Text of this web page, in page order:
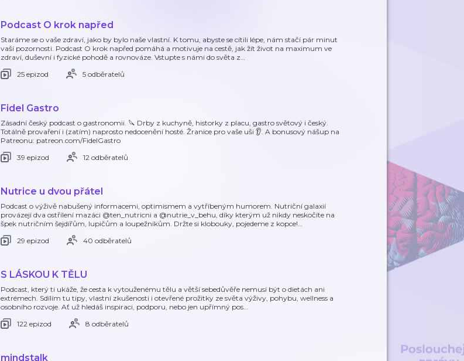
Podcast O krok napřed
Staráme se o vaše zdraví, jako by bylo naše vlastní. K tomu, abyste se cítili lépe, nám stačí pár minut
vaší pozornosti. Podcast O krok napřed pomáhá a motivuje na cestě, jak žít život na maximum ve
zdraví, duševní i fyzické pohodě a rovnováze. Vstupte s námi do světa z…
25 epizod
5 odběratelů
Fidel Gastro
Zásadní český podcast o gastronomii. 🔪 Drby z kuchyně, historky z placu, gastro světový i český.
Totálně provaření i (zatím) naprosto nedocenění hosté. Žranice pro vaše uši 👂. A bonusový nášup na
Patreonu: patreon.com/FidelGastro
39 epizod
12 odběratelů
Nutrice u dvou přátel
Podcast o výživě nabušený informacemi, optimismem a vytříbeným humorem. Nutriční galaxií
provázejí dva ostřílení mazáci @ten_nutricni a @nutrie_v_behu, díky kterým už nikdy neskočíte na
špek nutričním šejdířům, lupičům a loupežníkům. Držte si klobouky, pojedeme z kopce!…
29 epizod
40 odběratelů
S LÁSKOU K TĚLU
Podcast, který ti ukáže, že cesta k vytouženému tělu a větší sebedůvěře nemusí být o dietách ani
extrémech. Sdílím tu tipy, vlastní zkušenosti i otevřené prožitky ze světa výživy, pohybu, wellness a
osobního rozvoje. Ať už hledáš inspiraci, podporu, nebo jen upřímný pos…
122 epizod
8 odběratelů
mindstalk